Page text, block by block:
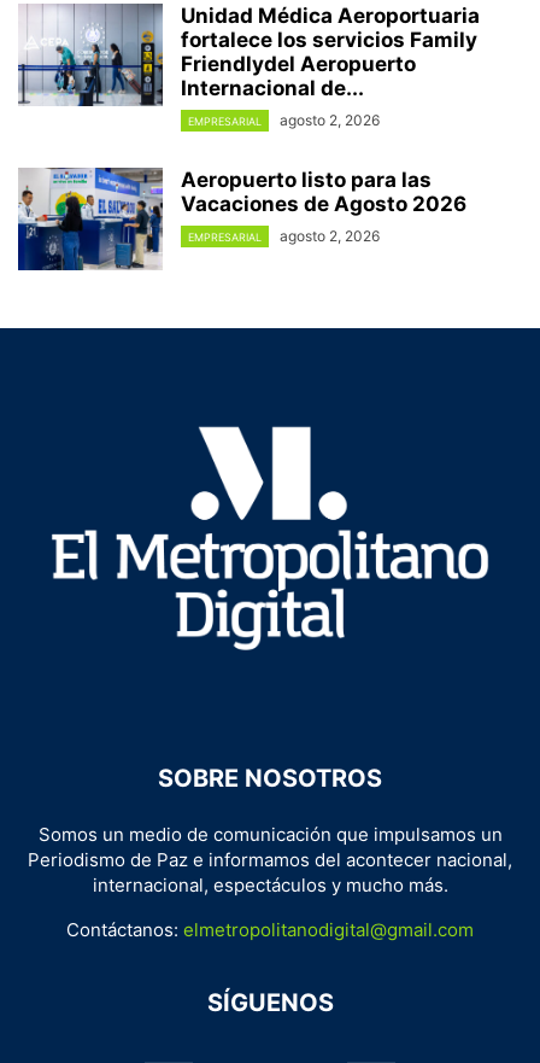
Unidad Médica Aeroportuaria
fortalece los servicios Family
Friendlydel Aeropuerto
Internacional de...
EMPRESARIAL agosto 2, 2026
Aeropuerto listo para las
Vacaciones de Agosto 2026
EMPRESARIAL agosto 2, 2026
SOBRE NOSOTROS
Somos un medio de comunicación que impulsamos un
Periodismo de Paz e informamos del acontecer nacional,
internacional, espectáculos y mucho más.
Contáctanos: elmetropolitanodigital@gmail.com
SÍGUENOS